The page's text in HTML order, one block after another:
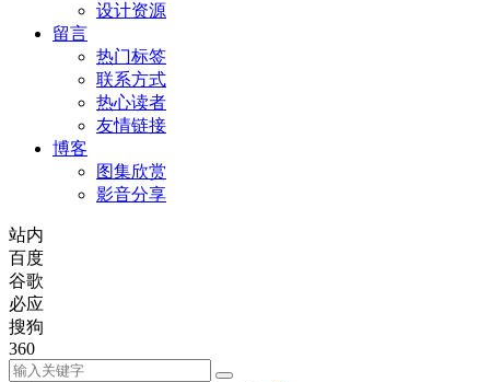
设计资源
留言
热门标签
联系方式
热心读者
友情链接
博客
图集欣赏
影音分享
站内
百度
谷歌
必应
搜狗
360